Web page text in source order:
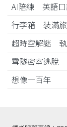
AI陪練 英語
行李箱 裝滿
超時空解謎
雪隧密室逃脫
想像一百年